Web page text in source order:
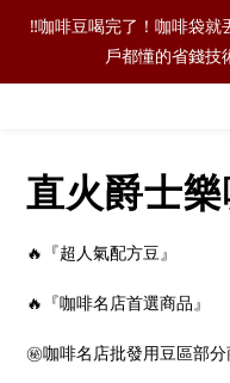
‼️本公司未使用任何
‼️咖啡豆喝完了！咖啡袋
戶都懂的省錢技
‼️本公司未使用任何
直火爵士
🔥『超人氣配方豆』
🔥『咖啡名店首選商品』
㊙️咖啡名店批發用豆區部